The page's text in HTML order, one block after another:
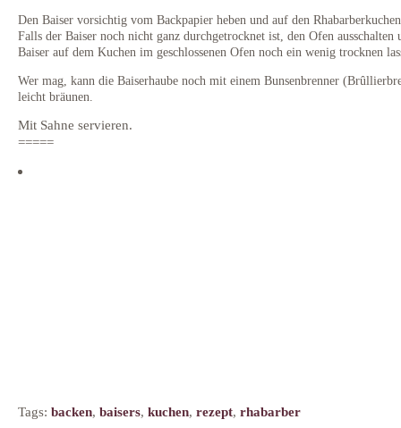
Den Baiser vorsichtig vom Backpapier heben und auf den
Falls der Baiser noch nicht ganz durchgetrocknet ist, den Ofen ausschalten
Baiser auf dem Kuchen im geschlossenen Ofen noch ein wenig trocknen
Wer mag, kann die Baiserhaube noch mit einem Bunsenbrenner
leicht bräunen.
Mit Sahne servieren.
=====
Tags: backen, baisers, kuchen, rezept, rhabarber